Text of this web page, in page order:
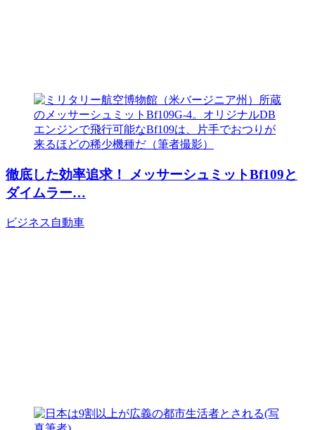
徹底した効率追求！ メッサーシュミットBf109と
ダイムラー…
ビジネス 自動車